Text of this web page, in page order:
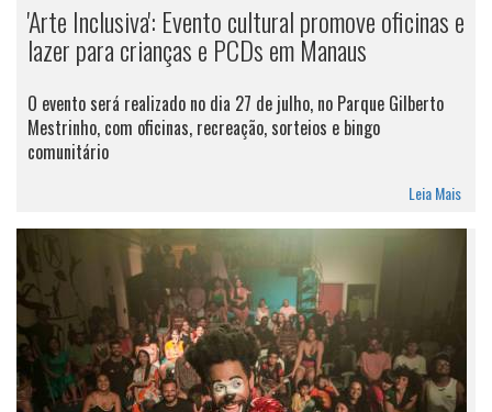
'Arte Inclusiva': Evento cultural promove oficinas e
lazer para crianças e PCDs em Manaus
O evento será realizado no dia 27 de julho, no Parque Gilberto
Mestrinho, com oficinas, recreação, sorteios e bingo
comunitário
Leia Mais